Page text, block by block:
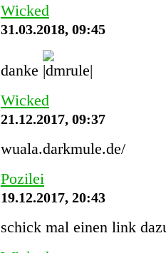
Wicked
31.03.2018, 09:45
danke
Wicked
21.12.2017, 09:37
wuala.darkmule.de/
Pozilei
19.12.2017, 20:43
schick mal einen link